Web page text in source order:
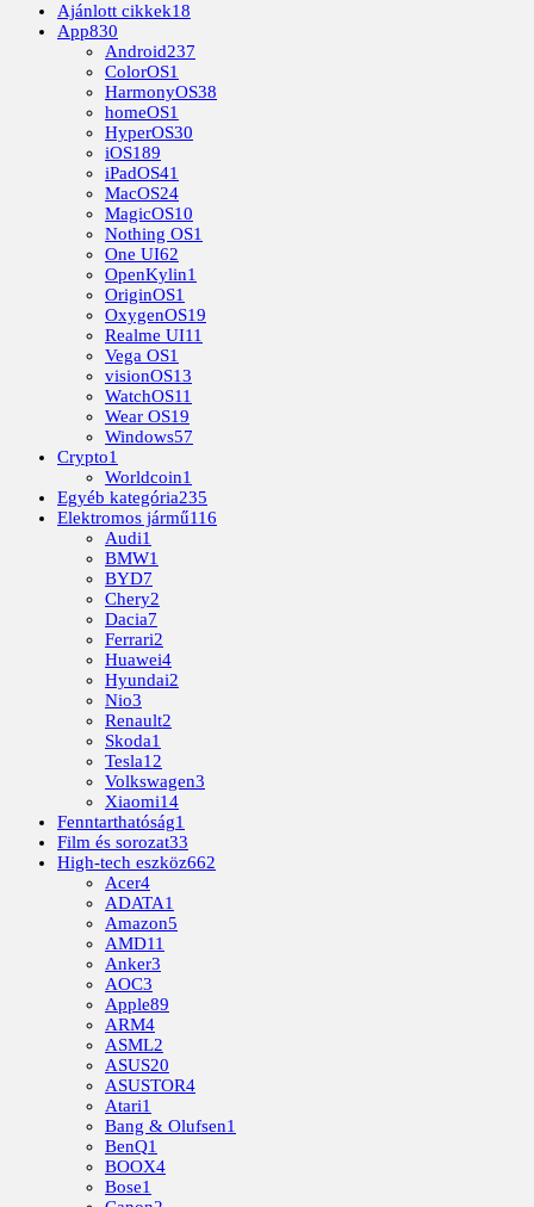
Ajánlott cikkek18
App830
Android237
ColorOS1
HarmonyOS38
homeOS1
HyperOS30
iOS189
iPadOS41
MacOS24
MagicOS10
Nothing OS1
One UI62
OpenKylin1
OriginOS1
OxygenOS19
Realme UI11
Vega OS1
visionOS13
WatchOS11
Wear OS19
Windows57
Crypto1
Worldcoin1
Egyéb kategória235
Elektromos jármű116
Audi1
BMW1
BYD7
Chery2
Dacia7
Ferrari2
Huawei4
Hyundai2
Nio3
Renault2
Skoda1
Tesla12
Volkswagen3
Xiaomi14
Fenntarthatóság1
Film és sorozat33
High-tech eszköz662
Acer4
ADATA1
Amazon5
AMD11
Anker3
AOC3
Apple89
ARM4
ASML2
ASUS20
ASUSTOR4
Atari1
Bang & Olufsen1
BenQ1
BOOX4
Bose1